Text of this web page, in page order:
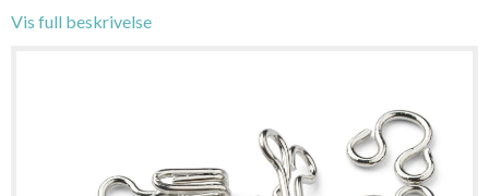
Vis full beskrivelse